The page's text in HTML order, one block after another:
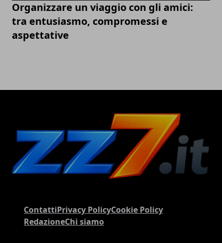
Organizzare un viaggio con gli amici:
tra entusiasmo, compromessi e
aspettative
ContattiPrivacy PolicyCookie Policy
RedazioneChi siamo